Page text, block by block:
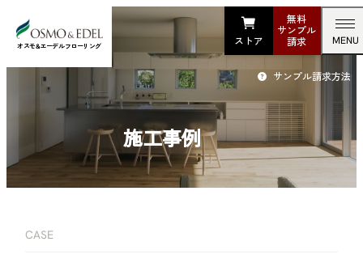
オスモ&エーデルフローリング
サンプル請求方法
ストア
無料
サンプル
請求
施工事例
CASE